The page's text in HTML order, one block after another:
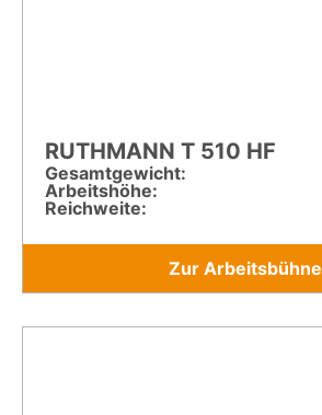
RUTHMANN T 510 HF
Gesamt­gewicht:
Arbeitshöhe:
Reichweite:
Zur Arbeitsbühne